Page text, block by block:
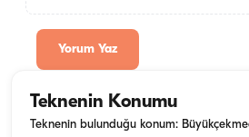
Yorum Yaz
Teknenin Konumu
Teknenin bulunduğu konum: